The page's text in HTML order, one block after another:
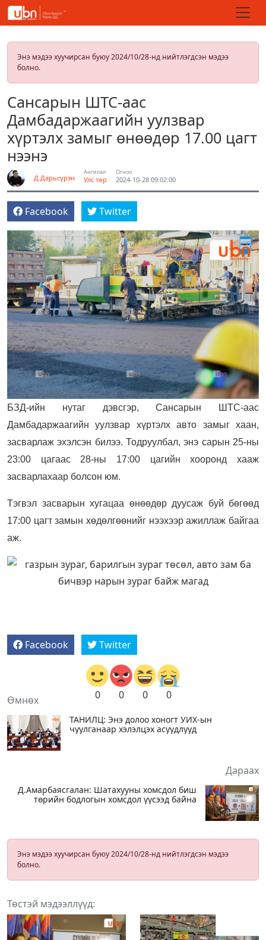
Энэ мэдээ хуучирсан буюу 2024/10/28-нд нийтлэгдсэн мэдээ
болно.
Сансарын ШТС-аас
Дамбадаржаагийн уулзвар
хүртэлх замыг өнөөдөр 17.00 цагт
нээнэ
Д.Дарьсүрэн
Ангилал
Улс төр
Огноо
2024-10-28 09:02:00
Facebook Twitter
БЗД-ийн нутаг дэвсгэр, Сансарын ШТС-аас
Дамбадаржаагийн уулзвар хүртэлх авто замыг хаан,
засварлаж эхэлсэн билээ. Тодруулбал, энэ сарын 25-ны
23:00 цагаас 28-ны 17:00 цагийн хооронд хааж
засварлахаар болсон юм.
Тэгвэл засварын хугацаа өнөөдөр дуусаж буй бөгөөд
17:00 цагт замын хөдөлгөөнийг нээхээр ажиллаж байгаа
аж.
Facebook Twitter
0 0 0 0
Өмнөх
ТАНИЛЦ: Энэ долоо хоногт УИХ-ын
чуулганаар хэлэлцэх асуудлууд
Дараах
Д.Амарбаясгалан: Шатахууны хомсдол биш
төрийн бодлогын хомсдол үүсээд байна
Энэ мэдээ хуучирсан буюу 2024/10/28-нд нийтлэгдсэн мэдээ
болно.
Төстэй мэдээллүүд: